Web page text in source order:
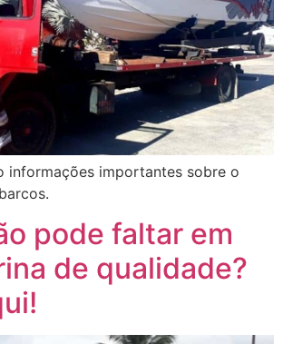
informações importantes sobre o
pode faltar em
de qualidade?